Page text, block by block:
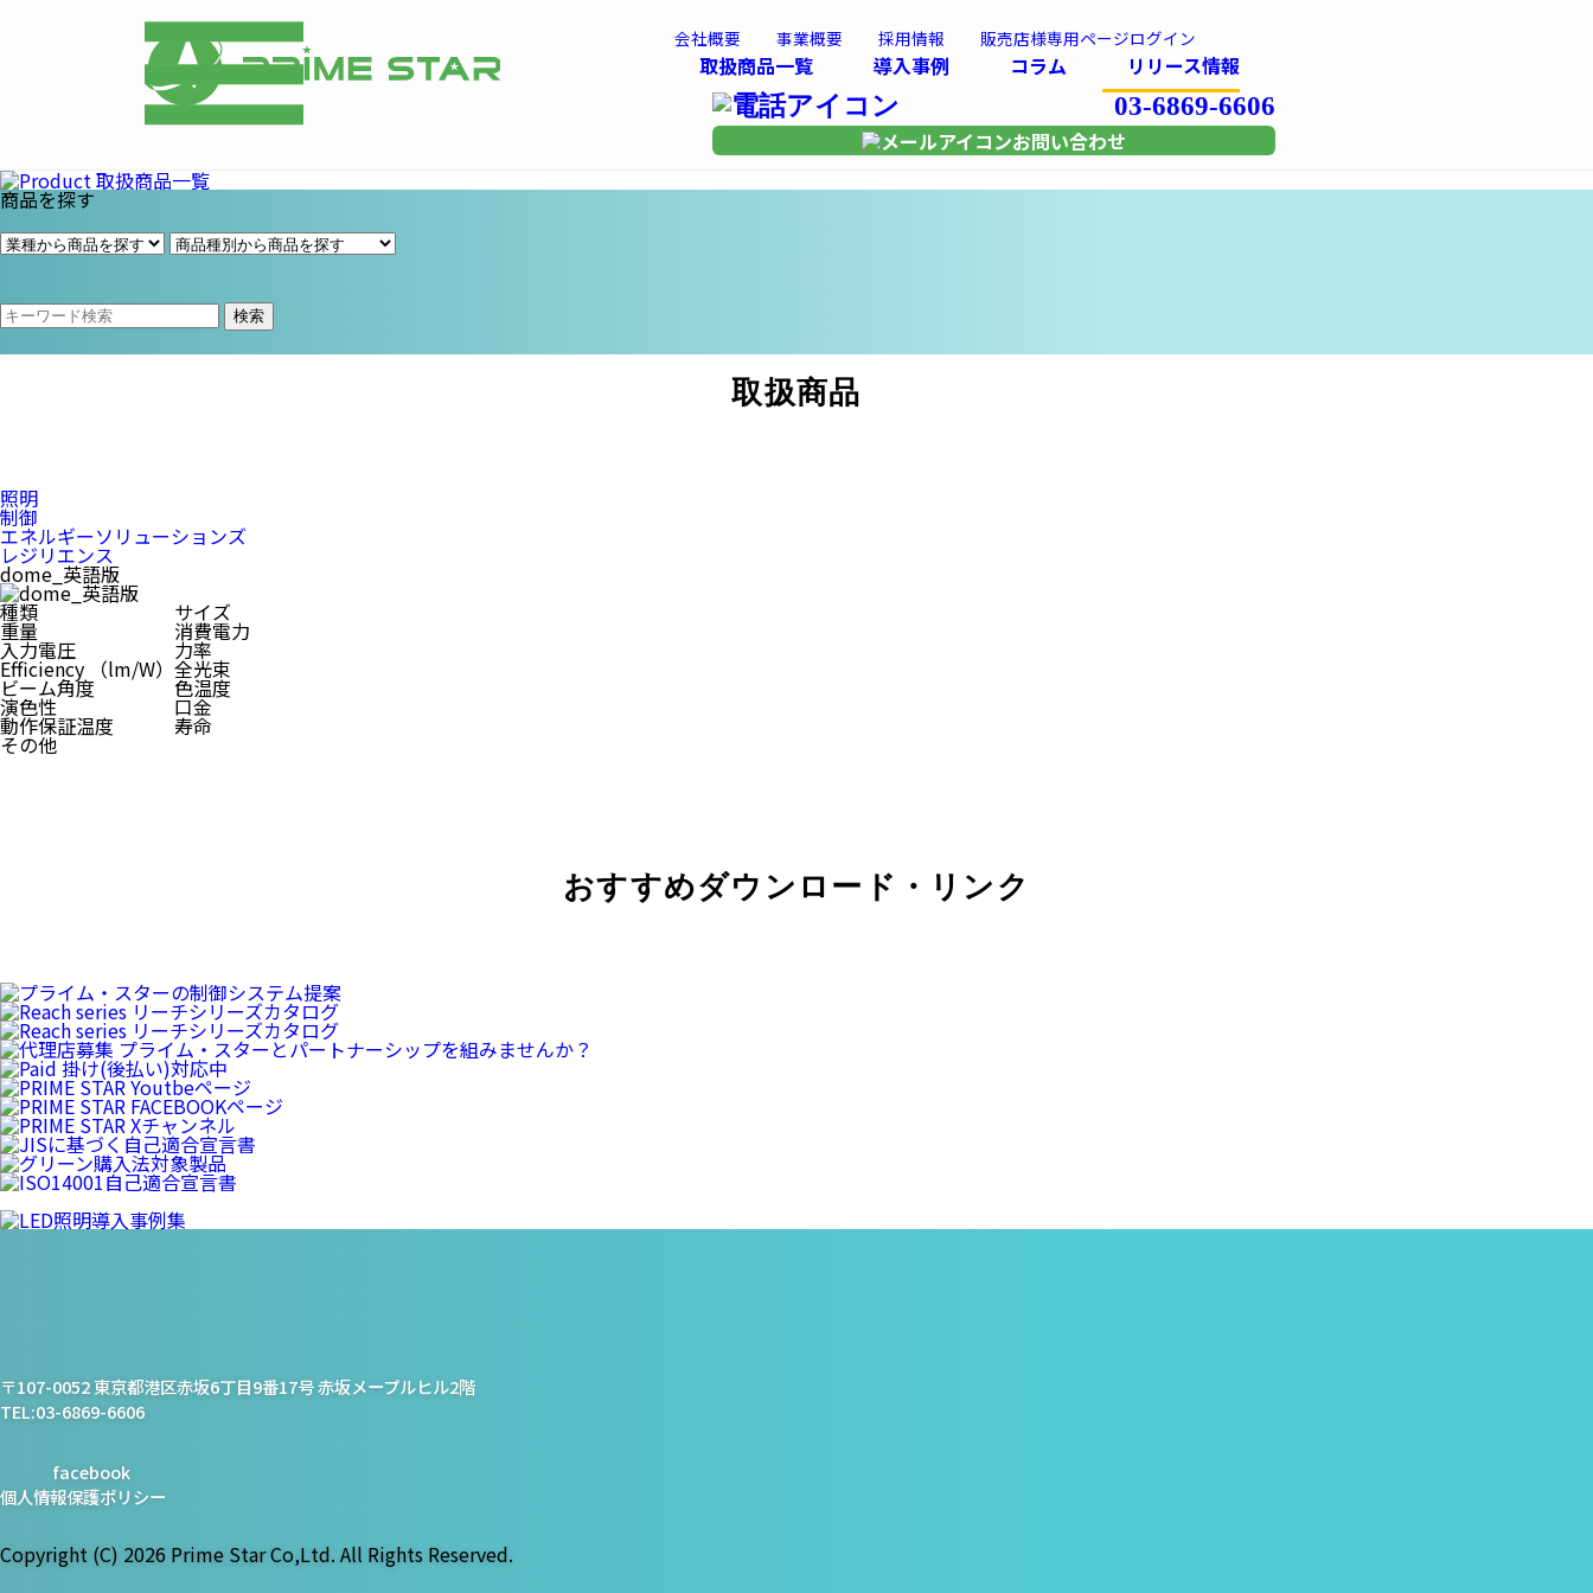
プライム・スター株式会社
会社概要 事業概要 採用情報 販売店様専用ページログイン
取扱商品一覧 導入事例 コラム リリース情報
03-6869-6606
お問い合わせ
商品を探す
検索
取扱商品
照明
制御
エネルギーソリューションズ
レジリエンス
dome_英語版
種類
サイズ
重量 消費電力
入力電圧 力率
Efficiency （lm/W） 全光束
ビーム角度 色温度
演色性 口金
動作保証温度 寿命
その他
おすすめダウンロード・リンク
プライム・スター株式会社
〒107-0052 東京都港区赤坂6丁目9番17号 赤坂メープルヒル2階
TEL:03-6869-6606
facebook
個人情報保護ポリシー
Copyright (C) 2026 Prime Star Co,Ltd. All Rights Reserved.